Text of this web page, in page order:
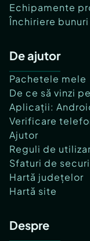
Echipamente
Închiriere
De ajutor
Pachetele mele
De ce să vinzi
Aplicații:
Verificare
Ajutor
Reguli de
Sfaturi de
Hartă județelor
Hartă site
Despre